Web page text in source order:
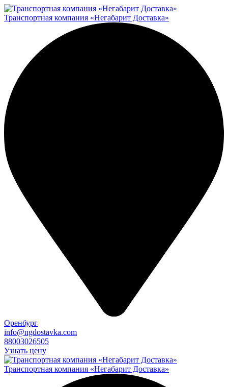
Транспортная компания «Негабарит Доставка»
Оренбург
info@ngdostavka.com
88003026505
Узнать цену
Транспортная компания «Негабарит Доставка»